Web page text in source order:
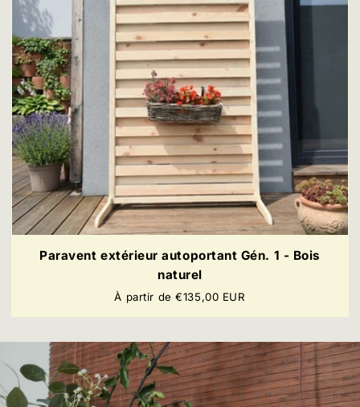
Paravent extérieur autoportant Gén. 1 - Bois
naturel
Prix
À partir de €135,00 EUR